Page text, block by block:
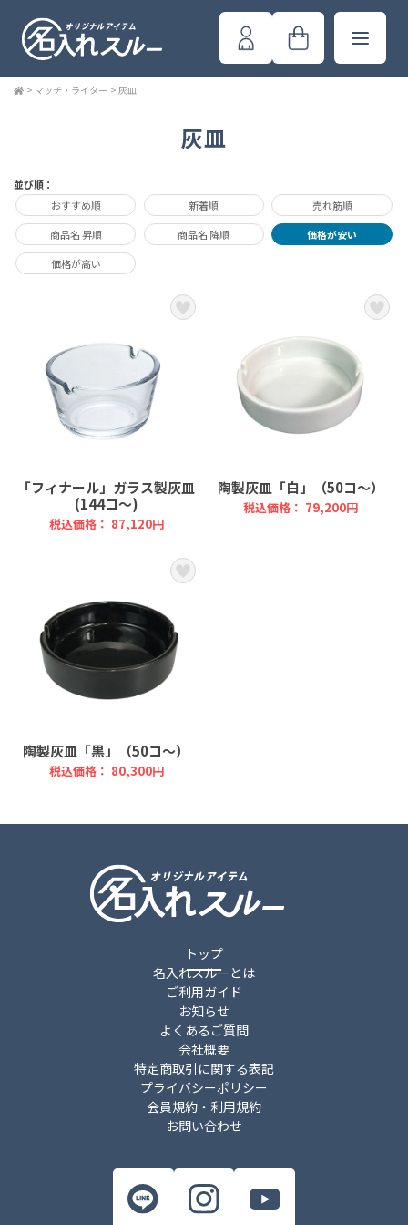
> マッチ・ライター > 灰皿
灰皿
並び順：
おすすめ順
新着順 売れ筋順
商品名 昇順 商品名 降順 価格が安い
価格が高い
「フィナール」ガラス製灰皿
(144コ～)
税込価格： 87,120円
陶製灰皿「白」（50コ～）
税込価格： 79,200円
陶製灰皿「黒」（50コ～）
税込価格： 80,300円
トップ
名入れスルーとは
ご利用ガイド
お知らせ
よくあるご質問
会社概要
特定商取引に関する表記
プライバシーポリシー
会員規約・利用規約
お問い合わせ